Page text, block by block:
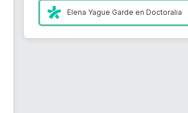
Elena Yague Garde enDoctoralia